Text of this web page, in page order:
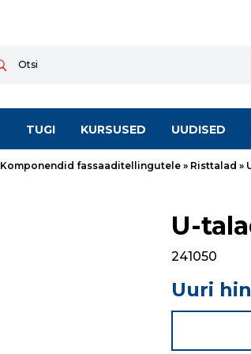
TUGI KURSUSED UUDISED
Komponendid fassaaditellingutele » Risttalad »
U-
241050
Uuri